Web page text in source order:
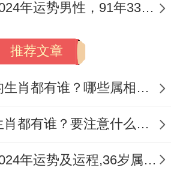
年运程逐年详解
：辛亥金猪遇丙午火。成
，事业上挑战与机遇并
压力，但凭以往资历可化
1991年属羊人2024年运势男性，91年33岁属羊男2024年每月运程怎么样
推荐文章
2023年发横财的生肖都有谁？哪些属相财运旺盛？
2023年不顺的生肖都有谁？要注意什么呢？
1988年属龙女2024年运势及运程,36岁属龙人2024全年每月运势女性如何